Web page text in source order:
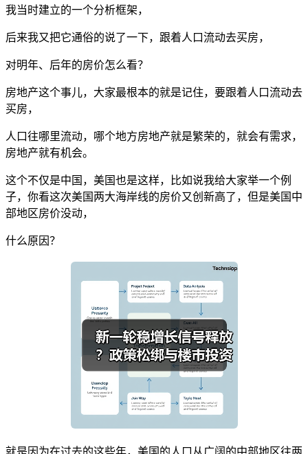
我当时建立的一个分析框架，
后来我又把它通俗的说了一下，跟着人口流动去买房，
对明年、后年的房价怎么看？
房地产这个事儿，大家最根本的就是记住，要跟着人口流动去
买房，
人口往哪里流动，哪个地方房地产就是繁荣的，就会有需求，
房地产就有机会。
这个不仅是中国，美国也是这样，比如说我给大家举一个例
子，你看这次美国两大海岸线的房价又创新高了，但是美国中
部地区房价没动，
什么原因？
就是因为在过去的这些年，美国的人口从广阔的中部地区往两